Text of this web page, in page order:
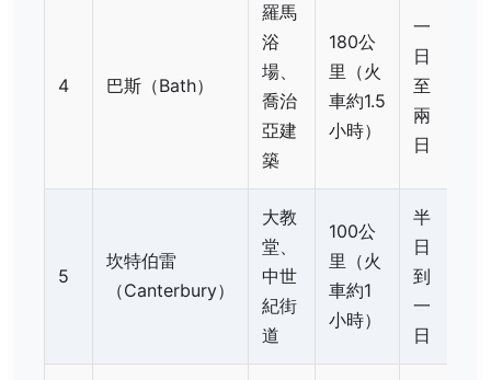
4 巴斯（Bath）
羅馬
浴
場、
喬治
亞建
築
180公
里（火
車約1.5
小時）
一
日
至
兩
日
5
坎特伯雷
（Canterbury）
大教
堂、
中世
紀街
道
100公
里（火
車約1
小時）
半
日
到
一
日